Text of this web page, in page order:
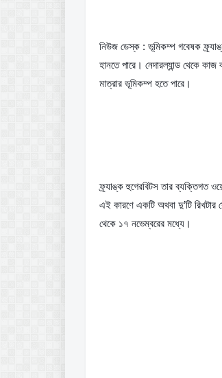
নিউজ ডেস্ক : ভূমিকম্প গবেষক
হানতে পারে। নেদারল্যান্ড থেকে
মাত্রার ভূমিকম্প হতে পারে।
ফ্র্যাঙ্ক হুগেরবিটস তার ব্যক্তিগত
এই কারণে একটি অথবা দু’টি
থেকে ১৭ নভেম্বরের মধ্যে।